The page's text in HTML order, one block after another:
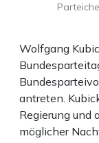
Wolfgang
antreten.
Regierung und
möglicher